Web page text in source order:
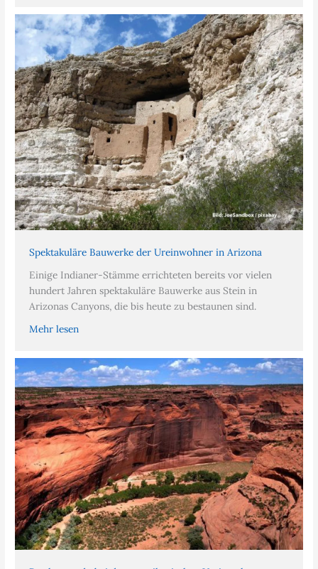
Spektakuläre Bauwerke der Ureinwohner in Arizona
Einige Indianer-Stämme errichteten bereits vor vielen
hundert Jahren spektakuläre Bauwerke aus Stein in
Arizonas Canyons, die bis heute zu bestaunen sind.
Mehr lesen